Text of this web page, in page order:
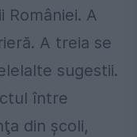
României. A
A treia se
sugestii.
între
din şcoli,